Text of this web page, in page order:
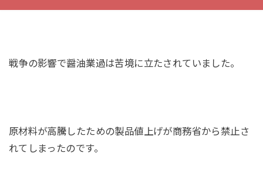
戦争の影響で醤油業過は苦境に立たされていました。
原材料が高騰したための製品値上げが商務省から禁止さ
れてしまったのです。